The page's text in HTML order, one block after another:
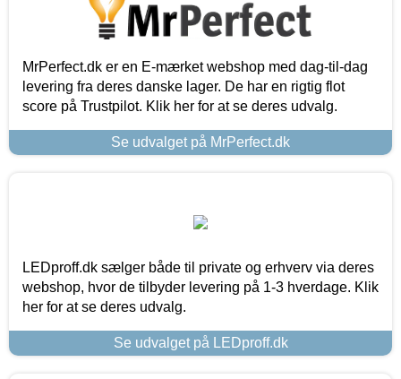
MrPerfect.dk er en E-mærket webshop med dag-til-dag
levering fra deres danske lager. De har en rigtig flot
score på Trustpilot. Klik her for at se deres udvalg.
Se udvalget på MrPerfect.dk
LEDproff.dk sælger både til private og erhverv via deres
webshop, hvor de tilbyder levering på 1-3 hverdage. Klik
her for at se deres udvalg.
Se udvalget på LEDproff.dk